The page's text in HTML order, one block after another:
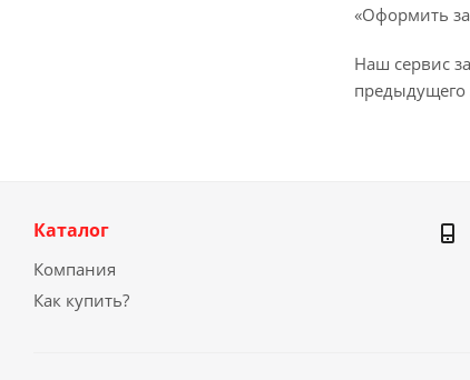
«Оформить
Наш сервис
предыдущего
Каталог
Компания
Как купить?